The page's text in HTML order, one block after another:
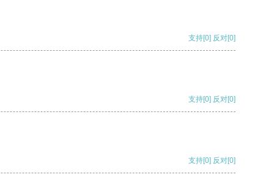
支持[0] 反对[0]
支持[0] 反对[0]
支持[0] 反对[0]